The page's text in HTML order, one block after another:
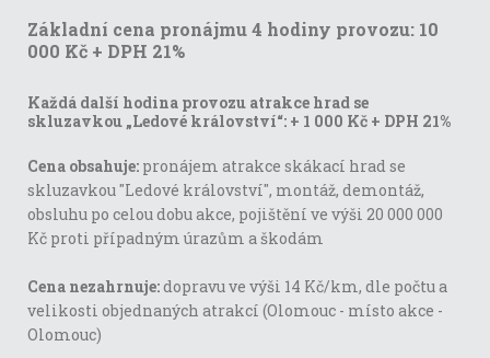
Základní cena pronájmu 4 hodiny provozu: 10
000 Kč + DPH 21%
Každá další hodina provozu atrakce hrad se
skluzavkou „Ledové království“: + 1 000 Kč + DPH 21%
Cena obsahuje: pronájem atrakce skákací hrad se
skluzavkou "Ledové království", montáž, demontáž,
obsluhu po celou dobu akce, pojištění ve výši 20 000 000
Kč proti případným úrazům a škodám
Cena nezahrnuje:dopravu ve výši 14 Kč/km, dle počtu a
velikosti objednaných atrakcí (Olomouc - místo akce -
Olomouc)